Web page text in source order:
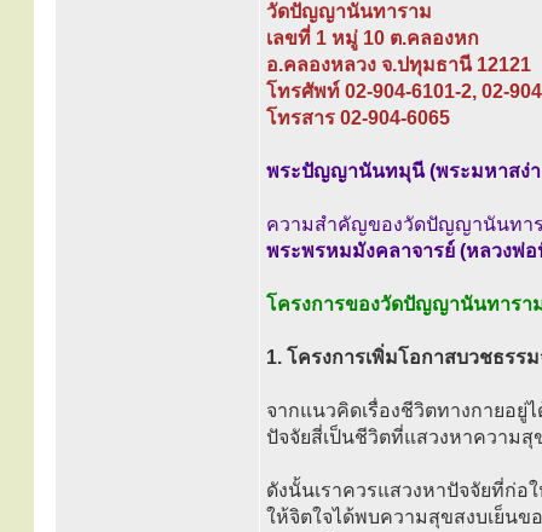
วัดปัญญานันทาราม
เลขที่ 1 หมู่ 10 ต.คลองหก
อ.คลองหลวง จ.ปทุมธานี 12121
โทรศัพท์ 02-904-6101-2, 02-
โทรสาร 02-904-6065
พระปัญญานันทมุนี (พระมหาสง่า
ความสำคัญของวัดปัญญานันทา
พระพรหมมังคลาจารย์ (หลวงพ่
โครงการของวัดปัญญานันทารา
1. โครงการเพิ่มโอกาสบวชธรร
จากแนวคิดเรื่องชีวิตทางกายอ
ปัจจัยสี่เป็นชีวิตที่แสวงหาความสุ
ดังนั้นเราควรแสวงหาปัจจัยที่ก่
ให้จิตใจได้พบความสุขสงบเย็น